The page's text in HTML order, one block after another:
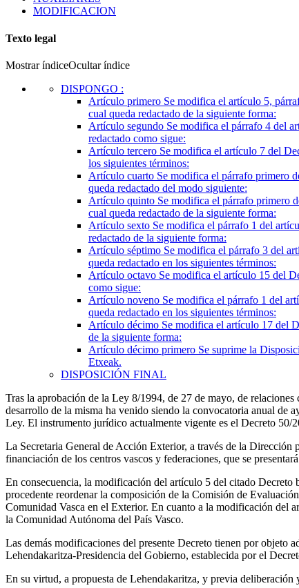
MODIFICACION
Texto legal
Mostrar índiceOcultar índice
DISPONGO :
Artículo primero Se modifica el artículo 5,
cual queda redactado de la siguiente forma:
Artículo segundo Se modifica el párrafo 4 del
redactado como sigue:
Artículo tercero Se modifica el artículo 7 del
los siguientes términos:
Artículo cuarto Se modifica el párrafo primero
queda redactado del modo siguiente:
Artículo quinto Se modifica el párrafo primero
cual queda redactado de la siguiente forma:
Artículo sexto Se modifica el párrafo 1 del
redactado de la siguiente forma:
Artículo séptimo Se modifica el párrafo 3 del
queda redactado en los siguientes términos:
Artículo octavo Se modifica el artículo 15 del
como sigue:
Artículo noveno Se modifica el párrafo 1 del
queda redactado en los siguientes términos:
Artículo décimo Se modifica el artículo 17 del
de la siguiente forma:
Artículo décimo primero Se suprime la
Etxeak.
DISPOSICIÓN FINAL
Tras la aprobación de la Ley 8/1994, de 27 de mayo, de
desarrollo de la misma ha venido siendo la convocatoria anual de
Ley. El instrumento jurídico actualmente vigente es el Decreto 50/
La Secretaria General de Acción Exterior, a través de la Dirección
financiación de los centros vascos y federaciones, que se
En consecuencia, la modificación del artículo 5 del citado Decreto
procedente reordenar la composición de la Comisión de
Comunidad Vasca en el Exterior. En cuanto a la modificación del
la Comunidad Autónoma del País Vasco.
Las demás modificaciones del presente Decreto tienen por objeto
Lehendakaritza-Presidencia del Gobierno, establecida por el
En su virtud, a propuesta de Lehendakaritza, y previa